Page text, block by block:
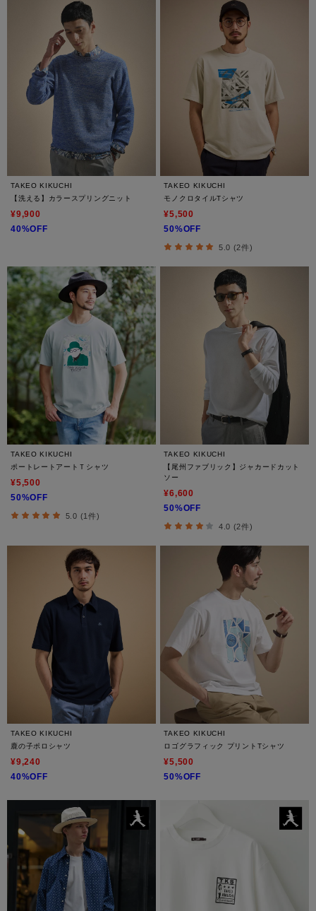
TAKEO KIKUCHI
【洗える】カラースプリングニット
¥9,900
40%OFF
TAKEO KIKUCHI
モノクロタイルTシャツ
¥5,500
50%OFF
5.0 (2件)
TAKEO KIKUCHI
ポートレートアートＴシャツ
¥5,500
50%OFF
5.0 (1件)
TAKEO KIKUCHI
【尾州ファブリック】ジャカードカット
ソー
¥6,600
50%OFF
4.0 (2件)
TAKEO KIKUCHI
鹿の子ポロシャツ
¥9,240
40%OFF
TAKEO KIKUCHI
ロゴグラフィック プリントTシャツ
¥5,500
50%OFF